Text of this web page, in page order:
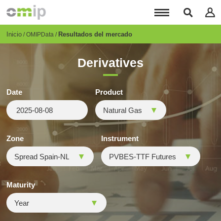
principal
Breadcrumb
Inicio OMIPData Resultados del mercado
Derivatives
Date Product
Zone Instrument
Maturity